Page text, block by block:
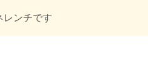
レンチです